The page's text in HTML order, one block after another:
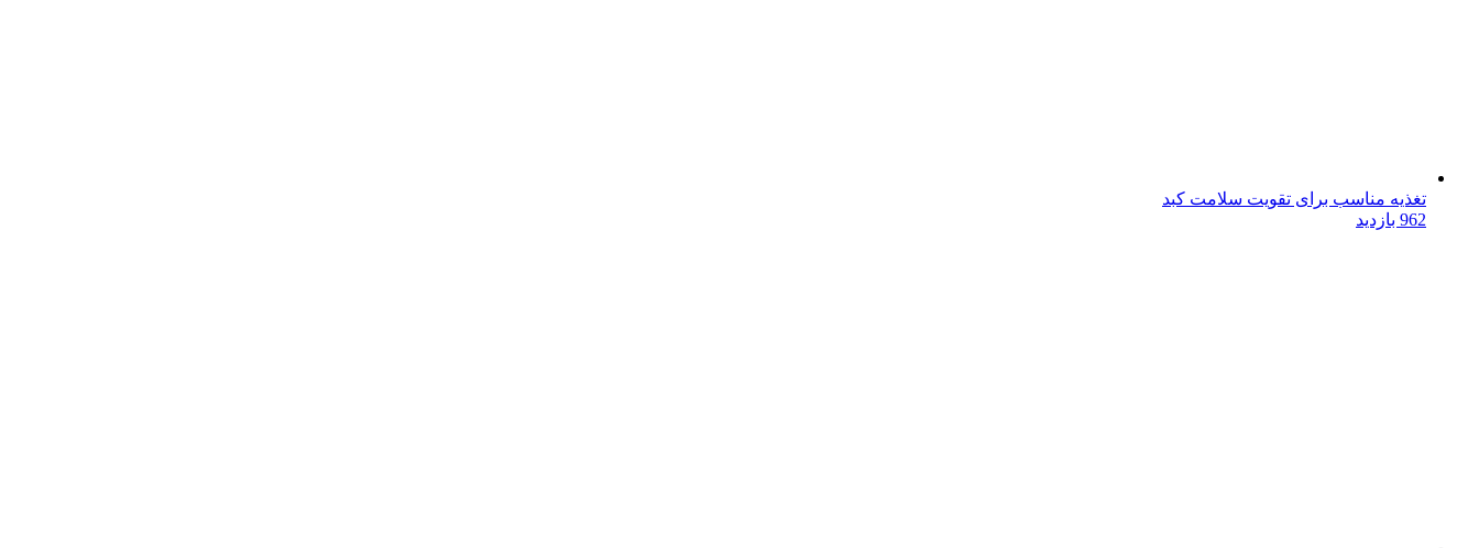
تغذیه مناسب برای تقویت سلامت کبد
962 بازدید